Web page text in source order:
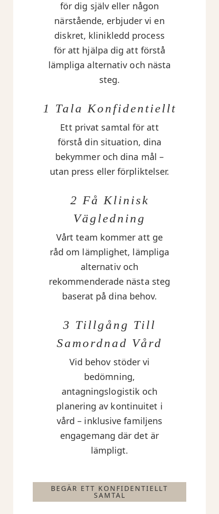
för dig själv eller någon
närstående, erbjuder vi en
diskret, klinikledd process
för att hjälpa dig att förstå
lämpliga alternativ och nästa
steg.
1 Tala Konfidentiellt
Ett privat samtal för att
förstå din situation, dina
bekymmer och dina mål –
utan press eller förpliktelser.
2 Få Klinisk
Vägledning
Vårt team kommer att ge
råd om lämplighet, lämpliga
alternativ och
rekommenderade nästa steg
baserat på dina behov.
3 Tillgång Till
Samordnad Vård
Vid behov stöder vi
bedömning,
antagningslogistik och
planering av kontinuitet i
vård – inklusive familjens
engagemang där det är
lämpligt.
BEGÄR ETT KONFIDENTIELLT
SAMTAL